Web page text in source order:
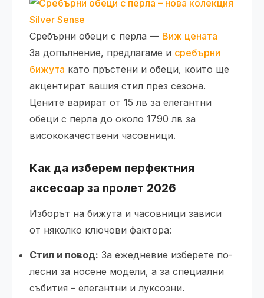
Сребърни обеци с перла — Виж цената
За допълнение, предлагаме и сребърни
бижута като пръстени и обеци, които ще
акцентират вашия стил през сезона.
Цените варират от 15 лв за елегантни
обеци с перла до около 1790 лв за
висококачествени часовници.
Как да изберем перфектния
аксесоар за пролет 2026
Изборът на бижута и часовници зависи
от няколко ключови фактора:
Стил и повод: За ежедневие изберете по-
лесни за носене модели, а за специални
събития – елегантни и луксозни.